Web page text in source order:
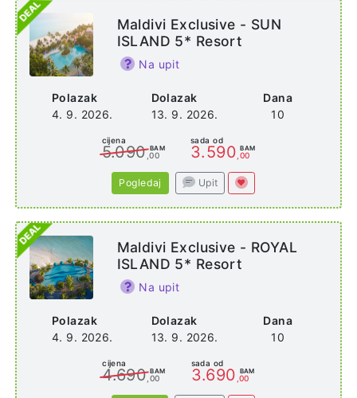
Polazak
4. 9. 2026.
Dolazak
13. 9. 2026.
Dana
10
Maldivi Exclusive - SUN
ISLAND 5* Resort
Na upit
cijena
5.090 BAM
,00
sada od
3.590 BAM
,00
Pogledaj Upit
Polazak
4. 9. 2026.
Dolazak
13. 9. 2026.
Dana
10
Maldivi Exclusive - ROYAL
ISLAND 5* Resort
Na upit
cijena
4.690 BAM
,00
sada od
3.690 BAM
,00